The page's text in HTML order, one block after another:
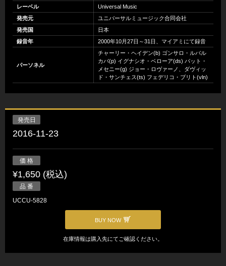
レーベル
Universal Music
発売元
ユニバーサルミュージック合同会社
発売国
日本
録音年
2000年10月27日～31日、マイアミにて録音
パーソネル
チャーリー・ヘイデン(b) ゴンサロ・ルバル
カバ(p) イグナシオ・ベローア(ds) パット・
メセニー(g) ジョー・ロヴァーノ、ダヴィッ
ド・サンチェス(ts) フェデリコ・ブリト(vln)
発売日
2016-11-23
価 格
¥1,650 (税込)
品 番
UCCU-5828
BUY NOW
在庫情報は購入先にてご確認ください。